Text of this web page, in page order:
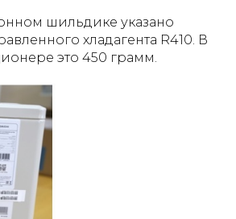
шильдике указано
хладагента R410. В
это 450 грамм.